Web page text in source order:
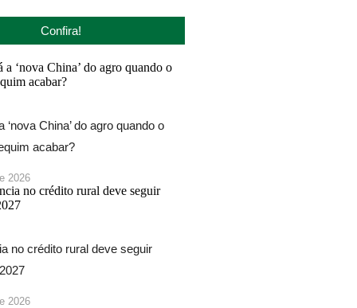
Confira!
‘nova China’ do agro quando o
acabar?
2026
no crédito rural deve seguir
2026